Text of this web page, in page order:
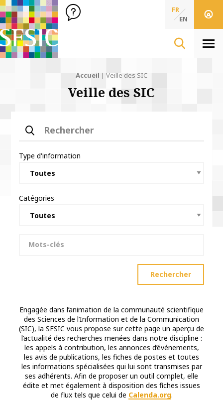
SFSIC Société Française des Sciences de l'Information & de
Société Française des Sciences
de l'Information
FR
EN
Accueil | Veille des SIC
Veille des SIC
Rechercher
Type d'information
Catégories
Mots-clés
Rechercher
Engagée dans l’animation de la communauté scientifique
des Sciences de l’Information et de la Communication
(SIC), la SFSIC vous propose sur cette page un aperçu de
l’actualité des recherches menées dans notre discipline :
les appels à contribution, les annonces d’événements,
les avis de publications, les fiches de postes et toutes
les informations spécialisées qui lui sont transmises par
ses adhérents. Afin de proposer un outil complet, elle
édite et met également à disposition des fiches issues
de flux tels que celui de Calenda.org.